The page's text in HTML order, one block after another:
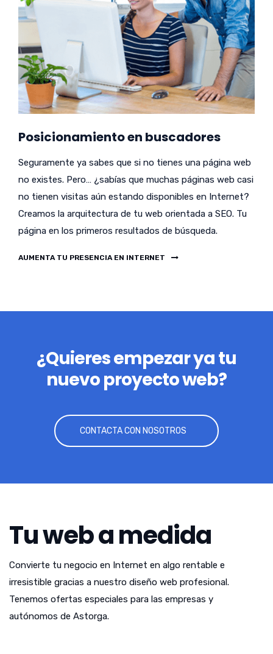
Posicionamiento en buscadores
Seguramente ya sabes que si no tienes una página web
no existes. Pero… ¿sabías que muchas páginas web casi
no tienen visitas aún estando disponibles en Internet?
Creamos la arquitectura de tu web orientada a SEO. Tu
página en los primeros resultados de búsqueda.
AUMENTA TU PRESENCIA EN INTERNET
¿Quieres empezar ya tu
nuevo proyecto web?
CONTACTA CON NOSOTROS
Tu web a medida
Convierte tu negocio en Internet en algo rentable e
irresistible gracias a nuestro diseño web profesional.
Tenemos ofertas especiales para las empresas y
autónomos de Astorga.